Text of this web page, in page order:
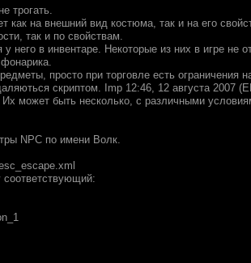
трогать.
как на внешний вид костюма, так и на его
так и по свойствам.
него в инвентаре. Некоторые из них в игре не
просто при торговле есть
скриптом. Imp 12:46, 12 августа 2007
Их может быть несколько, с различными
NPC по имени Волк.